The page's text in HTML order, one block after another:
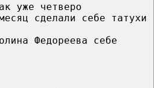
уже четверо
сделали себе татухи
Федореева себе